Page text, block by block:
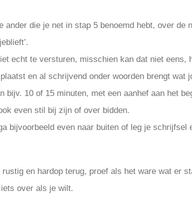
ander die je net in stap 5 benoemd hebt, over de
echt te versturen, misschien kan dat niet eens,
en al schrijvend onder woorden brengt wat
bijv. 10 of 15 minuten, met een aanhef aan het
even stil bij zijn of over bidden.
bijvoorbeeld even naar buiten of leg je schrijfsel
en hardop terug, proef als het ware wat er
over als je wilt.